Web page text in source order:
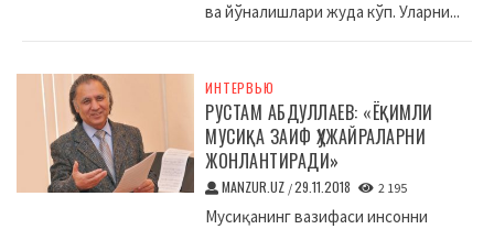
ва йўналишлари жуда кўп. Уларни...
ИНТЕРВЬЮ
РУСТАМ АБДУЛЛАЕВ: «ЁҚИМЛИ
МУСИҚА ЗАИФ ҲУЖАЙРАЛАРНИ
ЖОНЛАНТИРАДИ»
MANZUR.UZ /29.11.2018 2 195
Мусиқанинг вазифаси инсонни